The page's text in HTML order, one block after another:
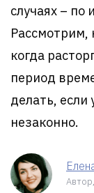
случаях – по
Рассмотрим,
когда
период
делать, если
незаконно.